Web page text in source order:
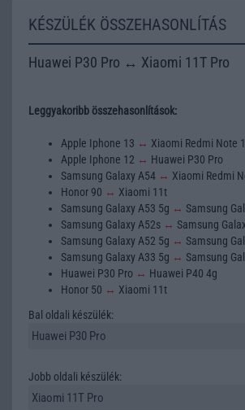
KÉSZÜLÉK ÖSSZEHASONLÍTÁS
Huawei P30 Pro ↔ Xiaomi 11T Pro
Leggyakoribb összehasonlítások:
Apple Iphone 13 ↔ Xiaomi Redmi Note
Apple Iphone 12 ↔ Huawei P30 Pro
Samsung Galaxy A54 ↔ Xiaomi Redmi
Honor 90 ↔ Xiaomi 11t
Samsung Galaxy A53 5g ↔ Samsung
Samsung Galaxy A52s ↔ Samsung
Samsung Galaxy A52 5g ↔ Samsung
Samsung Galaxy A33 5g ↔ Samsung
Huawei P30 Pro ↔ Huawei P40 4g
Honor 50 ↔ Xiaomi 11t
Bal oldali készülék:
Jobb oldali készülék: